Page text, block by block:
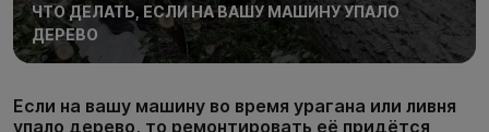
ЧТО ДЕЛАТЬ, ЕСЛИ НА ВАШУ МАШИНУ УПАЛО
ДЕРЕВО
Если на вашу машину во время урагана или ливня
упало дерево, то ремонтировать её придётся